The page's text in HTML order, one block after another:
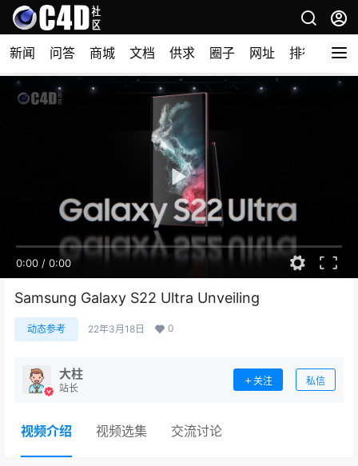
新闻 问答 商城 文档 供求 圈子 网址 排行榜
0:00 / 0:00
Samsung Galaxy S22 Ultra Unveiling
动态参考 22年3月18日 0
大柱
站长
关注 私信
视频介绍 视频选集 交流讨论